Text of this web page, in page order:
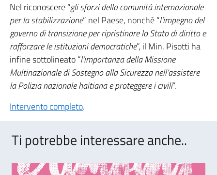
Nel riconoscere “gli sforzi della comunità internazionale
per la stabilizzazione” nel Paese, nonché “l’impegno del
governo di transizione per ripristinare lo Stato di diritto e
rafforzare le istituzioni democratiche”, il Min. Pisotti ha
infine sottolineato “l’importanza della Missione
Multinazionale di Sostegno alla Sicurezza nell’assistere
la Polizia nazionale haitiana e proteggere i civili”.
Intervento completo.
Ti potrebbe interessare anche..